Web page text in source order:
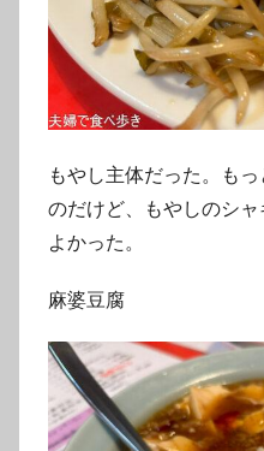
もやし主体だった。も
のだけど、もやしのシ
よかった。
麻婆豆腐